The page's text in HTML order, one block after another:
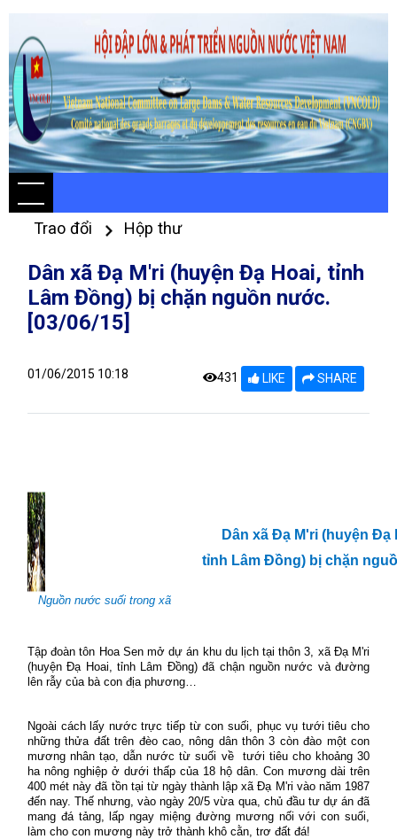
Trao đổi Hộp thư
Dân xã Đạ M'ri (huyện Đạ Hoai, tỉnh
Lâm Đồng) bị chặn nguồn nước.
[03/06/15]
01/06/2015 10:18 431 LIKE SHARE
Nguồn nước suối trong xã
Dân xã Đạ M'ri (huyện Đạ
tỉnh Lâm Đồng) bị chặn
Tập đoàn tôn Hoa Sen mở dự án khu du lịch tại thôn 3, xã Đạ M'ri
(huyện Đạ Hoai, tỉnh Lâm Đồng) đã chận nguồn nước và đường
lên rẫy của bà con địa phương…
Ngoài cách lấy nước trực tiếp từ con suối, phục vụ tưới tiêu cho
những thửa đất trên đèo cao, nông dân thôn 3 còn đào một con
mương nhân tạo, dẫn nước từ suối về tưới tiêu cho khoảng 30
ha nông nghiệp ở dưới thấp của 18 hộ dân. Con mương dài trên
400 mét này đã tồn tại từ ngày thành lập xã Đạ M'ri vào năm 1987
đến nay. Thế nhưng, vào ngày 20/5 vừa qua, chủ đầu tư dự án đã
mang đá tảng, lấp ngay miệng đường mương nối với con suối,
làm cho con mương này trở thành khô cằn, trơ đất đá!